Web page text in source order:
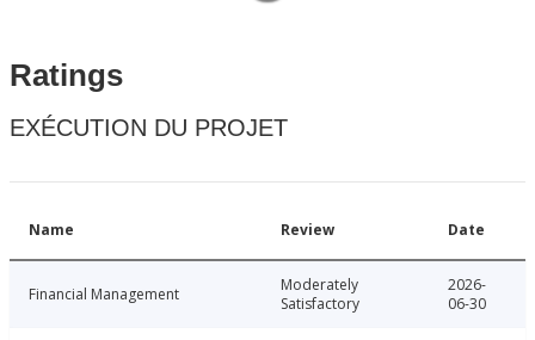
Ratings
EXÉCUTION DU PROJET
Name Review Date
Financial Management
Moderately
Satisfactory
2026-
06-30